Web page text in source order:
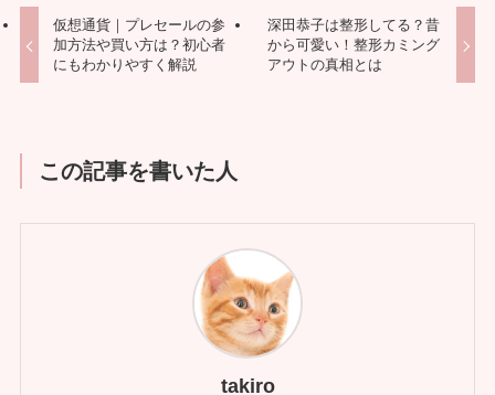
仮想通貨｜プレセールの参
加方法や買い方は？初心者
にもわかりやすく解説
深田恭子は整形してる？昔
から可愛い！整形カミング
アウトの真相とは
この記事を書いた人
takiro